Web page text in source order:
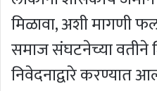
मिळावा, अशी मागणी
समाज संघटनेच्या वतीने
निवेदनाद्वारे करण्यात